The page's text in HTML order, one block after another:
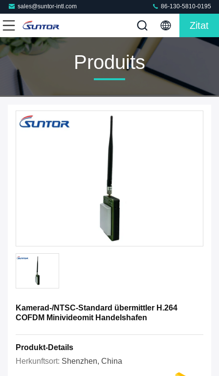
sales@suntor-intl.com 86-130-5810-0195
Zitat
Produits
Kamerad-/NTSC-Standard übermittler H.264
COFDM Minivideomit Handelshafen
Produkt-Details
Herkunftsort: Shenzhen, China